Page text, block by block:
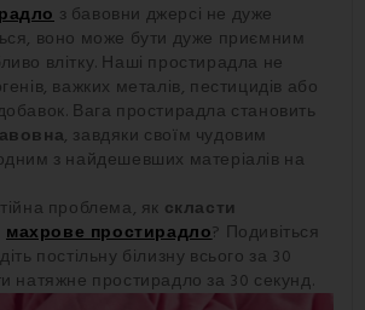
з бавовни джерсі не дуже
воно може бути дуже приємним
влітку. Наші простирадла не
важких металів, пестицидів або
Вага простирадла становить
, завдяки своїм чудовим
з найдешевших матеріалів на
проблема, як скласти
махрове простирадло? Подивіться
постільну білизну всього за 30
натяжне простирадло за 30 секунд.